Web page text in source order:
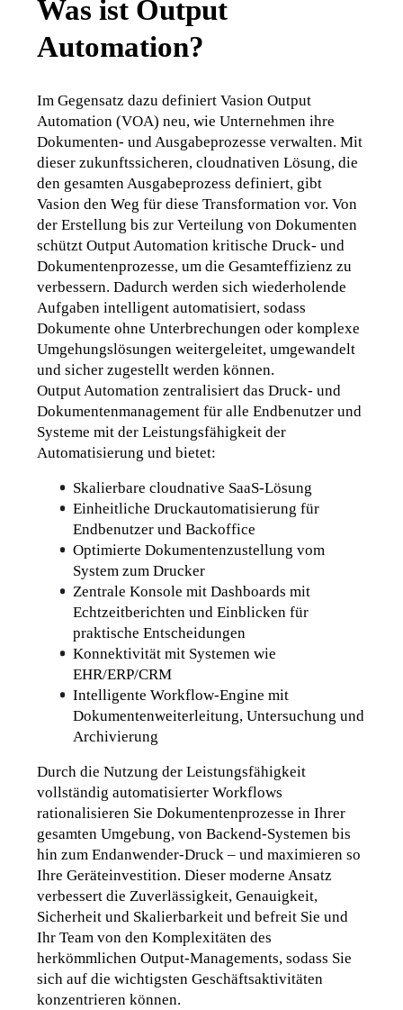
Was ist Output
Automation?
Im Gegensatz dazu definiert Vasion Output
Automation (VOA) neu, wie Unternehmen ihre
Dokumenten- und Ausgabeprozesse verwalten. Mit
dieser zukunftssicheren, cloudnativen Lösung, die
den gesamten Ausgabeprozess definiert, gibt
Vasion den Weg für diese Transformation vor. Von
der Erstellung bis zur Verteilung von Dokumenten
schützt Output Automation kritische Druck- und
Dokumentenprozesse, um die Gesamteffizienz zu
verbessern. Dadurch werden sich wiederholende
Aufgaben intelligent automatisiert, sodass
Dokumente ohne Unterbrechungen oder komplexe
Umgehungslösungen weitergeleitet, umgewandelt
und sicher zugestellt werden können.
Output Automation zentralisiert das Druck- und
Dokumentenmanagement für alle Endbenutzer und
Systeme mit der Leistungsfähigkeit der
Automatisierung und bietet:
Skalierbare cloudnative SaaS-Lösung
Einheitliche Druckautomatisierung für
Endbenutzer und Backoffice
Optimierte Dokumentenzustellung vom
System zum Drucker
Zentrale Konsole mit Dashboards mit
Echtzeitberichten und Einblicken für
praktische Entscheidungen
Konnektivität mit Systemen wie
EHR/ERP/CRM
Intelligente Workflow-Engine mit
Dokumentenweiterleitung, Untersuchung und
Archivierung
Durch die Nutzung der Leistungsfähigkeit
vollständig automatisierter Workflows
rationalisieren Sie Dokumentenprozesse in Ihrer
gesamten Umgebung, von Backend-Systemen bis
hin zum Endanwender-Druck – und maximieren so
Ihre Geräteinvestition. Dieser moderne Ansatz
verbessert die Zuverlässigkeit, Genauigkeit,
Sicherheit und Skalierbarkeit und befreit Sie und
Ihr Team von den Komplexitäten des
herkömmlichen Output-Managements, sodass Sie
sich auf die wichtigsten Geschäftsaktivitäten
konzentrieren können.